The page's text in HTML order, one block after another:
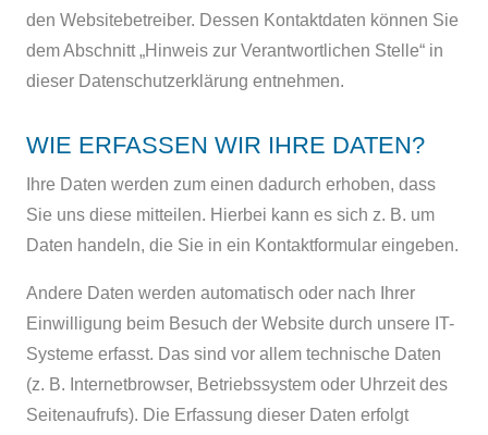
den Websitebetreiber. Dessen Kontaktdaten können Sie
dem Abschnitt „Hinweis zur Verantwortlichen Stelle“ in
dieser Datenschutzerklärung entnehmen.
WIE ERFASSEN WIR IHRE DATEN?
Ihre Daten werden zum einen dadurch erhoben, dass
Sie uns diese mitteilen. Hierbei kann es sich z. B. um
Daten handeln, die Sie in ein Kontaktformular eingeben.
Andere Daten werden automatisch oder nach Ihrer
Einwilligung beim Besuch der Website durch unsere IT-
Systeme erfasst. Das sind vor allem technische Daten
(z. B. Internetbrowser, Betriebssystem oder Uhrzeit des
Seitenaufrufs). Die Erfassung dieser Daten erfolgt